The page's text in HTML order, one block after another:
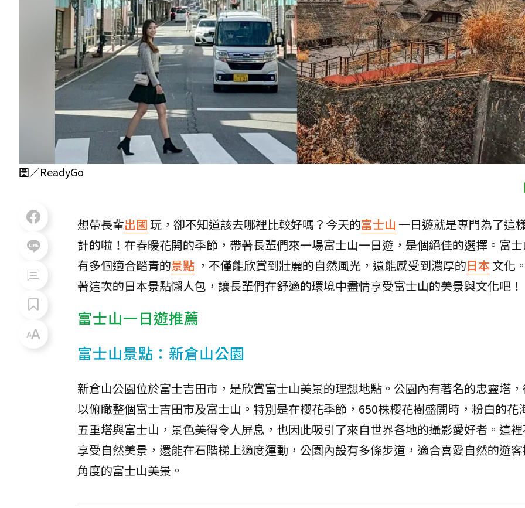
圖／ReadyGo
想帶長輩出國玩，卻不知道該去哪裡比較好嗎？今天的富士山 一日遊就是專門為了這
計的啦！在春暖花開的季節，帶著長輩們來一場富士山一日遊，是個絕佳的選擇。富
有多個適合踏青的景點 ，不僅能欣賞到壯麗的自然風光，還能感受到濃厚的日本文化
著這次的日本景點懶人包，讓長輩們在舒適的環境中盡情享受富士山的美景與文化吧！
富士山一日遊推薦
富士山景點：新倉山公園
新倉山公園位於富士吉田市，是欣賞富士山美景的理想地點。公園內有著名的忠靈塔
以俯瞰整個富士吉田市及富士山。特別是在櫻花季節，650株櫻花樹盛開時，粉白的花
五重塔與富士山，景色美得令人屏息，也因此吸引了來自世界各地的攝影愛好者。這
享受自然美景，還能在石階梯上適度運動，公園內設有多條步道，適合喜愛自然的遊
角度的富士山美景。